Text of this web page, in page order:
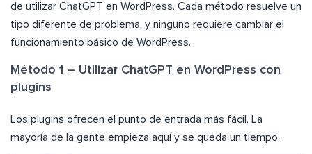
de utilizar ChatGPT en WordPress. Cada método resuelve un
tipo diferente de problema, y ninguno requiere cambiar el
funcionamiento básico de WordPress.
Método 1 – Utilizar ChatGPT en WordPress con
plugins
Los plugins ofrecen el punto de entrada más fácil. La
mayoría de la gente empieza aquí y se queda un tiempo.